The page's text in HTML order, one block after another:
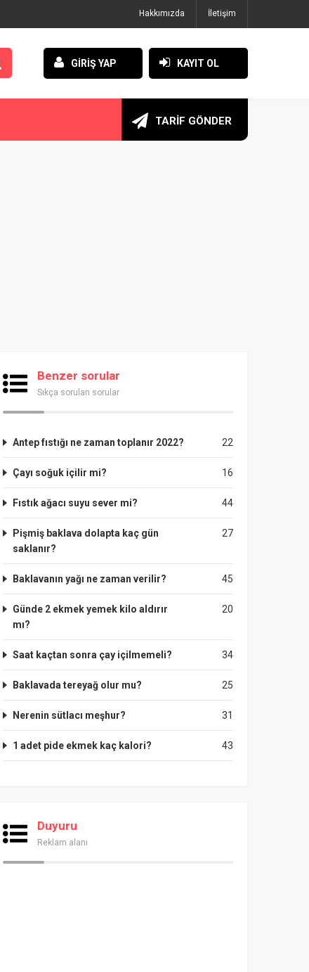
Hakkımızda İletişim
GİRİŞ YAP KAYIT OL
TARİF GÖNDER
Benzer sorular
Sıkça sorulan sorular
22
Antep fıstığı ne zaman toplanır 2022?
16
Çayı soğuk içilir mi?
44
Fıstık ağacı suyu sever mi?
27
Pişmiş baklava dolapta kaç gün
saklanır?
45
Baklavanın yağı ne zaman verilir?
20
Günde 2 ekmek yemek kilo aldırır
mı?
34
Saat kaçtan sonra çay içilmemeli?
25
Baklavada tereyağ olur mu?
31
Nerenin sütlacı meşhur?
43
1 adet pide ekmek kaç kalori?
Duyuru
Reklam alanı